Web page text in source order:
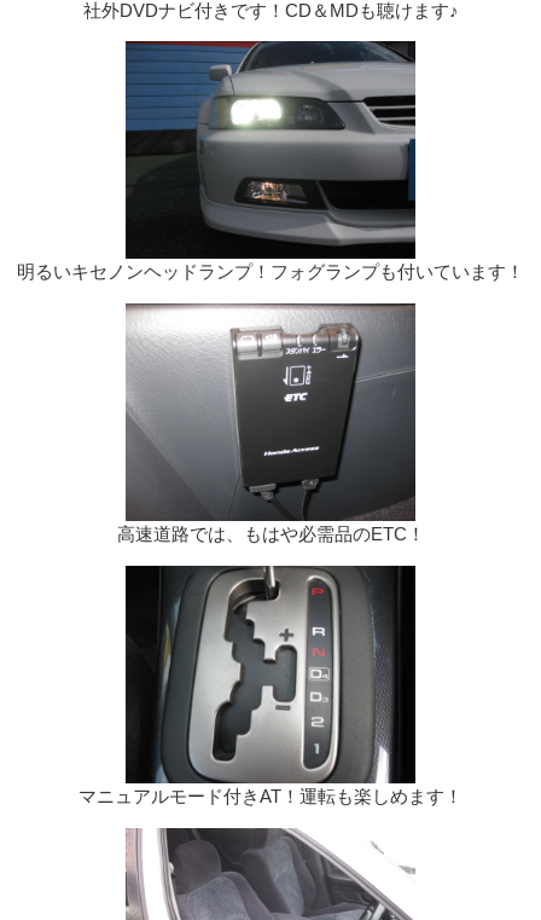
社外DVDナビ付きです！CD＆MDも聴けます♪
明るいキセノンヘッドランプ！フォグランプも付いています！
高速道路では、もはや必需品のETC！
マニュアルモード付きAT！運転も楽しめます！